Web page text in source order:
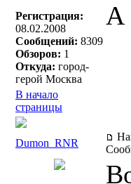
Регистрация:
08.02.2008
Сообщений: 8309
Обзоров: 1
Откуда: город-
герой Москва
А
В начало
страницы
Dumon_RNR